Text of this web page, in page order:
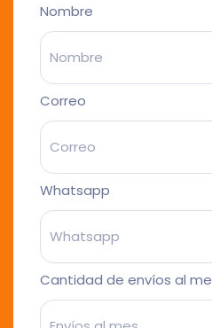
Nombre
Correo
Whatsapp
Cantidad de envíos al